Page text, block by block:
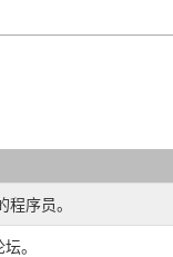
序员。
。